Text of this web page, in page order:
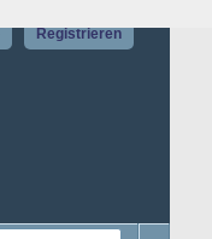
Registrieren